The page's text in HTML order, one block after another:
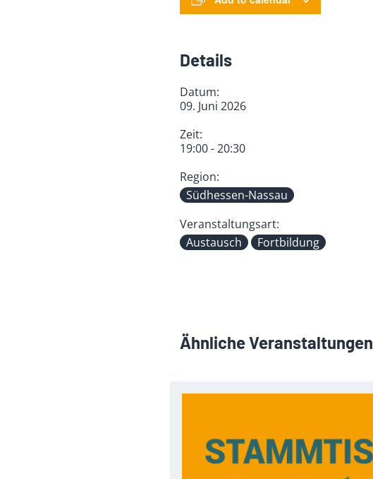
Details
Datum:
09. Juni 2026
Zeit:
19:00 - 20:30
Region:
Südhessen-Nassau
Veranstaltungsart:
Austausch
Fortbildung
Ähnliche Veranstaltungen